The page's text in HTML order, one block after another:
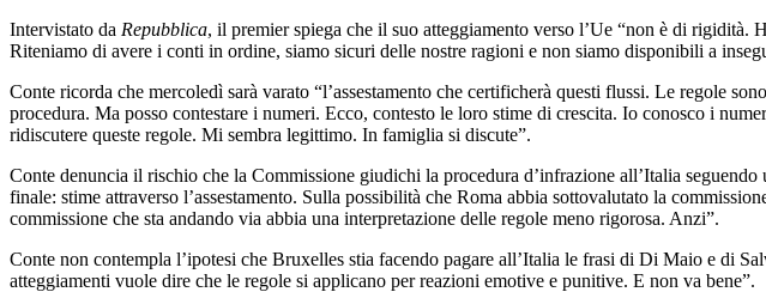
Intervistato da Repubblica, il premier spiega che il suo atteggiamento verso l’Ue “non è di rigidità.
Riteniamo di avere i conti in ordine, siamo sicuri delle nostre ragioni e non siamo disponibili a
Conte ricorda che mercoledì sarà varato “l’assestamento che certificherà questi flussi. Le regole
procedura. Ma posso contestare i numeri. Ecco, contesto le loro stime di crescita. Io conosco i
ridiscutere queste regole. Mi sembra legittimo. In famiglia si discute”.
Conte denuncia il rischio che la Commissione giudichi la procedura d’infrazione all’Italia
finale: stime attraverso l’assestamento. Sulla possibilità che Roma abbia sottovalutato la
commissione che sta andando via abbia una interpretazione delle regole meno rigorosa. Anzi”.
Conte non contempla l’ipotesi che Bruxelles stia facendo pagare all’Italia le frasi di Di Maio e di
atteggiamenti vuole dire che le regole si applicano per reazioni emotive e punitive. E non va bene”.